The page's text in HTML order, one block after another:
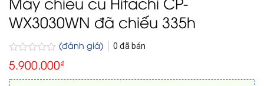
WX3030WN đã chiếu 335h
Được
xếp
hạng
(đánh giá) 0 đã bán
5.900.000₫